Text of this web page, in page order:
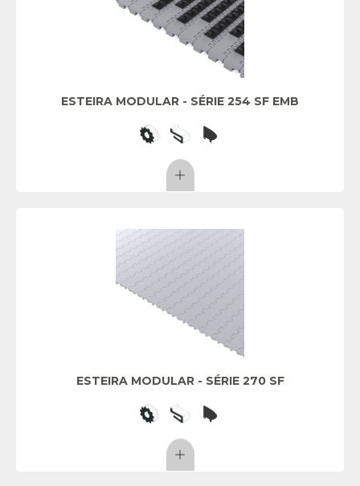
ESTEIRA MODULAR - SÉRIE 254 SF EMB
ESTEIRA MODULAR - SÉRIE 270 SF